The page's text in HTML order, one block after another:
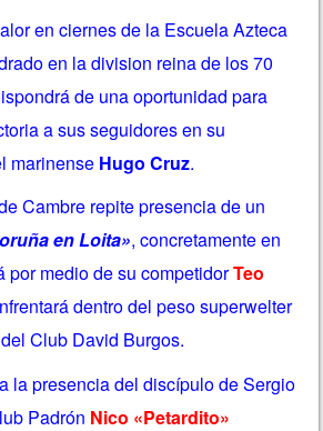
en ciernes de la Escuela Azteca
en la division reina de los 70
de una oportunidad para
a sus seguidores en su
marinense Hugo Cruz.
Cambre repite presencia de un
en Loita», concretamente en
por medio de su competidorTeo
dentro del peso superwelter
del Club David Burgos.
la presencia del discípulo de Sergio
Padrón Nico «Petardito»